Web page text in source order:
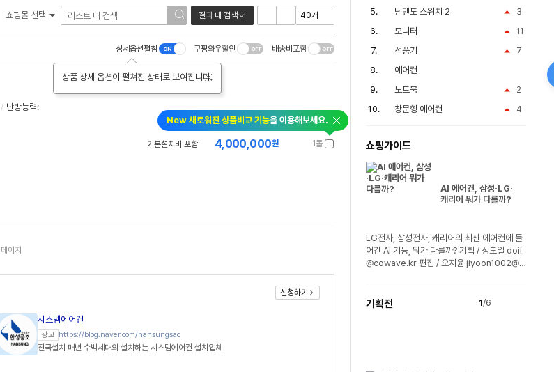
쇼핑몰 선택 결과 내 검색
상세옵션펼침
상품 상세 옵션이 펼쳐진 상태로 보여집니다.
쿠팡와우할인 배송비포함
/ 난방능력:
New 새로워진 상품비교 기능을 이용해보세요.
1몰
4,000,000원
기본설치비 포함
페이지
신청하기
시스템에어컨
광고 https://blog.naver.com/hansungsac
전국설치 매년 수백세대의 설치하는 시스템에어컨 설치업체
3
닌텐도 스위치 2
11
모니터
7
선풍기
에어컨
2
노트북
4
창문형 에어컨
쇼핑가이드
AI 에어컨, 삼성·LG·
캐리어 뭐가 다를까?
LG전자, 삼성전자, 캐리어의 최신 에어컨에 들
어간 AI 기능, 뭐가 다를까? 기획 / 정도일 doil
@cowave.kr 편집 / 오지윤 jiyoon1002@c
기획전 1/6